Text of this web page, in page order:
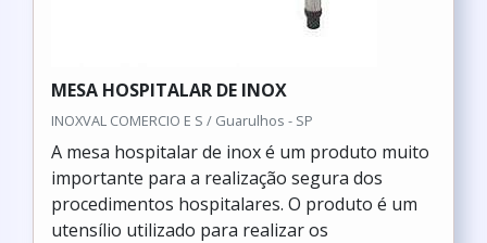
MESA HOSPITALAR DE INOX
INOXVAL COMERCIO E S / Guarulhos - SP
A mesa hospitalar de inox é um produto muito
importante para a realização segura dos
procedimentos hospitalares. O produto é um
utensílio utilizado para realizar os